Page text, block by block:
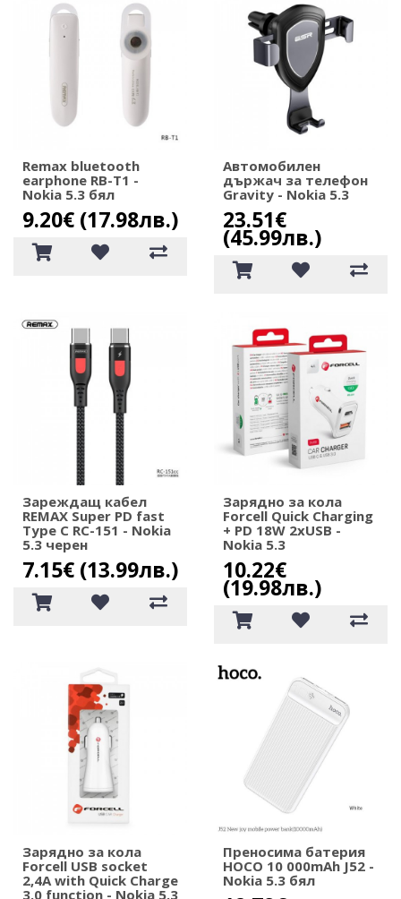
Remax bluetooth
еarphone RB-T1 -
Nokia 5.3 бял
9.20€ (17.98лв.)
Автомобилен
държач за телефон
Gravity - Nokia 5.3
23.51€
(45.99лв.)
Зареждащ кабел
REMAX Super PD fast
Type C RC-151 - Nokia
5.3 черен
7.15€ (13.99лв.)
Зарядно за кола
Forcell Quick Charging
+ PD 18W 2xUSB -
Nokia 5.3
10.22€
(19.98лв.)
Зарядно за кола
Forcell USB socket
2,4A with Quick Charge
3.0 function - Nokia 5.3
Преносима батерия
HOCO 10 000mAh J52 -
Nokia 5.3 бял